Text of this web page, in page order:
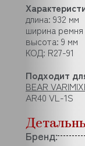
длина: 932 мм
ширина
высота: 9 мм
КОД: R27-91
Подходит
BEAR
AR40 VL-1S
Бренд: